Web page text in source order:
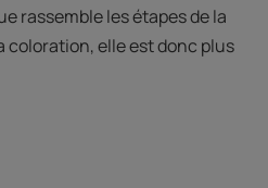
rassemble les étapes de la
coloration, elle est donc plus